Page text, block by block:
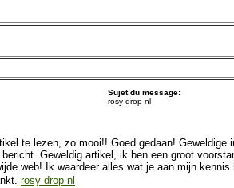
Sujet du message:
rosy drop nl
te lezen, zo mooi!! Goed gedaan!
Geweldig artikel, ik ben een groot
web! Ik waardeer alles wat je aan mijn
rosy drop nl